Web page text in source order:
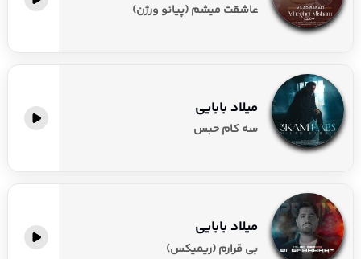
عاشقت میشم (پیانو ورژن)
میلاد بابایی
سه کام حبس
میلاد بابایی
بی قرارم (ریمیکس)